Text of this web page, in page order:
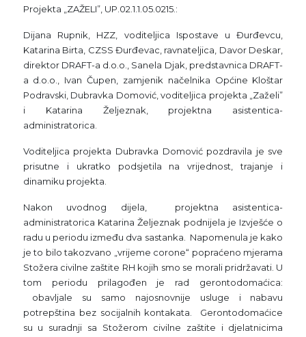
Projekta „ZAŽELI”, UP.02.1.1.05.0215.:
Dijana Rupnik, HZZ, voditeljica Ispostave u Đurđevcu,
Katarina Birta, CZSS Đurđevac, ravnateljica, Davor Deskar,
direktor DRAFT-a d.o.o., Sanela Djak, predstavnica DRAFT-
a d.o.o., Ivan Čupen, zamjenik načelnika Općine Kloštar
Podravski, Dubravka Domović, voditeljica projekta „Zaželi”
i Katarina Željeznak, projektna asistentica-
administratorica.
Voditeljica projekta Dubravka Domović pozdravila je sve
prisutne i ukratko podsjetila na vrijednost, trajanje i
dinamiku projekta.
Nakon uvodnog dijela, projektna asistentica-
administratorica Katarina Željeznak podnijela je Izvješće o
radu u periodu između dva sastanka. Napomenula je kako
je to bilo takozvano „vrijeme corone“ popraćeno mjerama
Stožera civilne zaštite RH kojih smo se morali pridržavati. U
tom periodu prilagođen je rad gerontodomaćica:
obavljale su samo najosnovnije usluge i nabavu
potrepština bez socijalnih kontakata. Gerontodomaćice
su u suradnji sa Stožerom civilne zaštite i djelatnicima